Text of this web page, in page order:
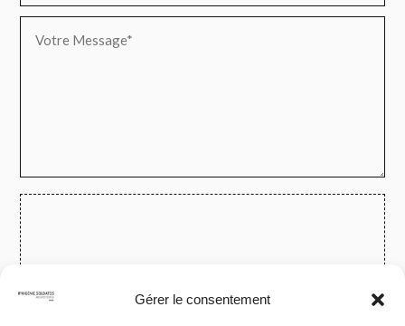
Gérer le consentement
Ajouter vos fichiers